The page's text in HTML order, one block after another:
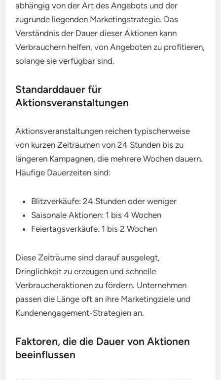
abhängig von der Art des Angebots und der
zugrunde liegenden Marketingstrategie. Das
Verständnis der Dauer dieser Aktionen kann
Verbrauchern helfen, von Angeboten zu profitieren,
solange sie verfügbar sind.
Standarddauer für
Aktionsveranstaltungen
Aktionsveranstaltungen reichen typischerweise
von kurzen Zeiträumen von 24 Stunden bis zu
längeren Kampagnen, die mehrere Wochen dauern.
Häufige Dauerzeiten sind:
Blitzverkäufe: 24 Stunden oder weniger
Saisonale Aktionen: 1 bis 4 Wochen
Feiertagsverkäufe: 1 bis 2 Wochen
Diese Zeiträume sind darauf ausgelegt,
Dringlichkeit zu erzeugen und schnelle
Verbraucheraktionen zu fördern. Unternehmen
passen die Länge oft an ihre Marketingziele und
Kundenengagement-Strategien an.
Faktoren, die die Dauer von Aktionen
beeinflussen